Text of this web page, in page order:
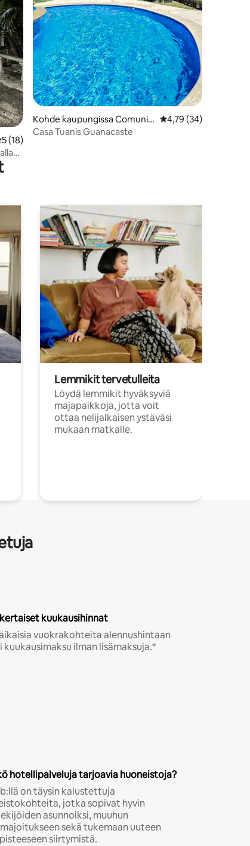
arvio 5/5, 18 arvostelua
5 (18)
|
Kohde kaupungissa Comunid
ad
Keskimääräinen
4,79 (34)
Casa Tuanis Guanacaste
Lemmikit tervetulleita
Löydä lemmikit hyväksyviä
majapaikkoja, jotta voit
ottaa nelijalkaisen ystäväsi
mukaan matkalle.
kuukausihinnat
vuokrakohteita alennushintaan
kuukausimaksu ilman lisämaksuja.*
hotellipalveluja tarjoavia huoneistoja?
on täysin kalustettuja
jotka sopivat hyvin
asunnoiksi, muuhun
sekä tukemaan uuteen
siirtymistä.